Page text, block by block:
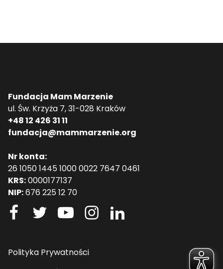
Fundacja Mam Marzenie
ul. Św. Krzyża 7, 31-028 Kraków
+48 12 426 31 11
fundacja@mammarzenie.org
Nr konta:
26 1050 1445 1000 0022 7647 0461
KRS:0000177137
NIP:676 225 12 70
Polityka Prywatności